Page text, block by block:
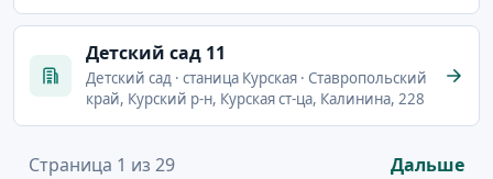
Детский сад 11
Детский сад · станица Курская · Ставропольский
край, Курский р-н, Курская ст-ца, Калинина, 228
Страница 1 из 29 Дальше